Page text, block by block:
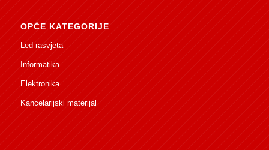
OPĆE KATEGORIJE
Led rasvjeta
Informatika
Elektronika
Kancelarijski materijal